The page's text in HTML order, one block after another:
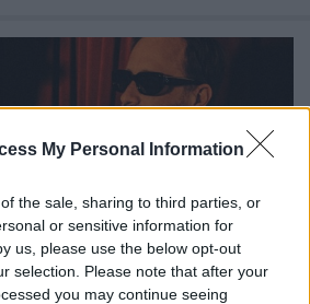
My Personal Information
the sale, sharing to third parties, or
or sensitive information for
us, please use the below opt-out
selection. Please note that after your
you may continue seeing